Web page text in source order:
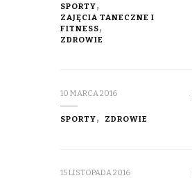
SPORTY
ZAJĘCIA TANECZNE I
FITNESS
ZDROWIE
10 MARCA 2016
SPORTY ZDROWIE
15 LISTOPADA 2016